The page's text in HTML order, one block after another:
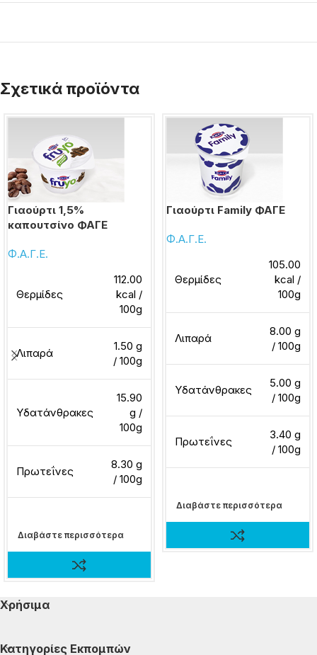
Σχετικά προϊόντα
Γιαούρτι 1,5%
καπουτσίνο ΦΑΓΕ
Φ.Α.Γ.Ε.
Θερμίδες
112.00
kcal /
100g
Λιπαρά
1.50 g
/ 100g
Υδατάνθρακες
15.90
g /
100g
Πρωτεΐνες
8.30 g
/ 100g
Διαβάστε περισσότερα
Γιαούρτι Family ΦΑΓΕ
Φ.Α.Γ.Ε.
Θερμίδες
105.00
kcal /
100g
Λιπαρά
8.00 g
/ 100g
Υδατάνθρακες
5.00 g
/ 100g
Πρωτεΐνες
3.40 g
/ 100g
Διαβάστε περισσότερα
Χρήσιμα
Κατηγορίες Εκπομπών